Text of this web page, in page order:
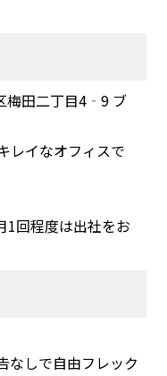
田二丁目4‐9 ブ
レイなオフィスで
回程度は出社をお
なしで自由フレック